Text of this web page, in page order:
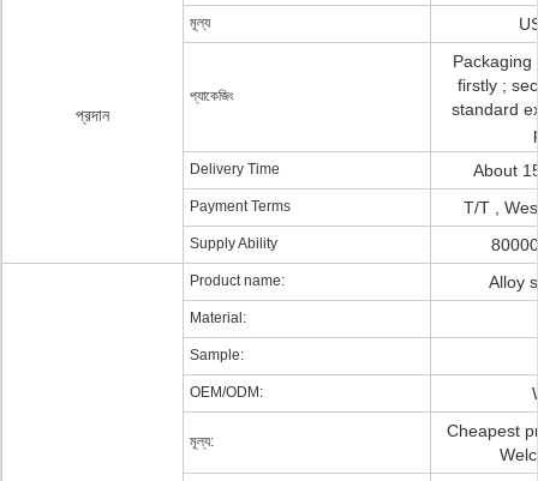
প্রদান
মূল্য
প্যাকেজিং
firstly ;
standard
Delivery Time About
Payment Terms T/T ,
Supply Ability
Product name: Alloy
Material:
Sample:
OEM/ODM:
মূল্য:
Cheapest